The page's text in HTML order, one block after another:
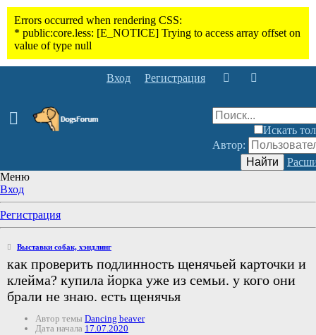
Вход Регистрация
Искать
Автор:
Найти
Меню
Вход
Регистрация
Выставки собак, хэндлинг
как проверить подлинность щенячьей карточки и
клейма? купила йорка уже из семьи. у кого они
брали не знаю. есть щенячья
Автор темы Dancing beaver
Дата начала 17.07.2020